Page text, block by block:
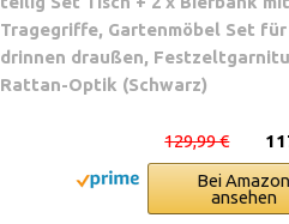
Tragegriffe, Gartenmöbel Set für
drinnen draußen,
Rattan-Optik (Schwarz)
129,99 €
Bei Amazon
ansehen